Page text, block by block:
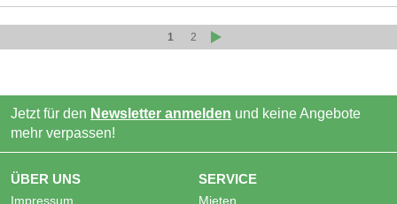
1 2
Jetzt für den Newsletter anmelden und keine Angebote
mehr verpassen!
ÜBER UNS
Impressum
SERVICE
Mieten